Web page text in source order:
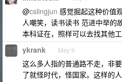
@cslingjun 感觉掘起这种价值
人嘲笑，读书读书 范进中举的
本科证在，照样可以去找其他
ykrank May 9
这么多人指的普通路不走，非
了就怪时代，怪国家。这样的